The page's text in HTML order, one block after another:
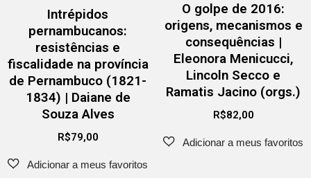
Intrépidos
pernambucanos:
resistências e
fiscalidade na província
de Pernambuco (1821-
1834) | Daiane de
Souza Alves
R$79,00
O golpe de 2016:
origens, mecanismos e
consequências |
Eleonora Menicucci,
Lincoln Secco e
Ramatis Jacino (orgs.)
R$82,00